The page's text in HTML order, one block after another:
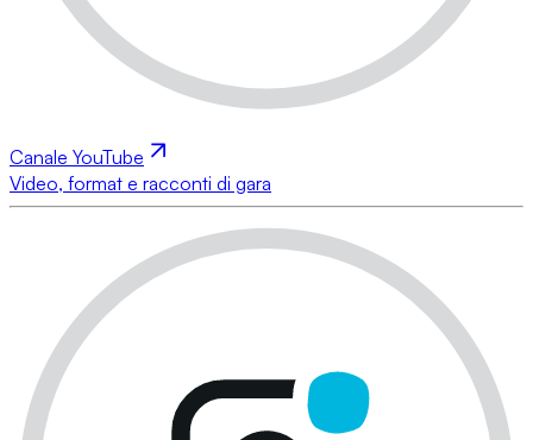
Canale YouTube
Video, format e racconti di gara